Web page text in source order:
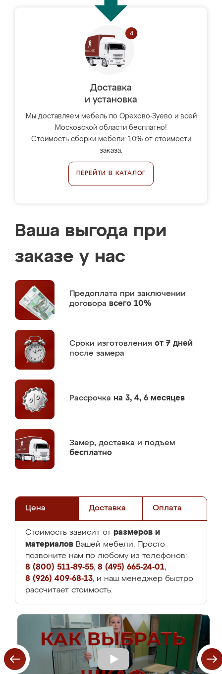
Доставка
и установка
Мы доставляем мебель по Орехово-Зуево и всей
Московской области бесплатно!
Стоимость сборки мебели: 10% от стоимости
заказа.
ПЕРЕЙТИ В КАТАЛОГ
Ваша выгода при
заказе у нас
Предоплата при заключении
договора всего 10%
Сроки изготовления от 7 дней
после замера
Рассрочка на 3, 4, 6 месяцев
Замер, доставка и подъем
бесплатно
Цена Доставка Оплата
Стоимость зависит от размеров и
материалов Вашей мебели. Просто
позвоните нам по любому из телефонов:
8 (800) 511-89-55, 8 (495) 665-24-01,
8 (926) 409-68-13, и наш менеджер быстро
рассчитает стоимость.